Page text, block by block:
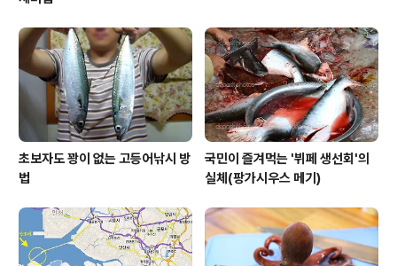
초보자도 꽝이 없는 고등어낚시 방
법
국민이 즐겨먹는 '뷔페 생선회'의
실체(팡가시우스 메기)